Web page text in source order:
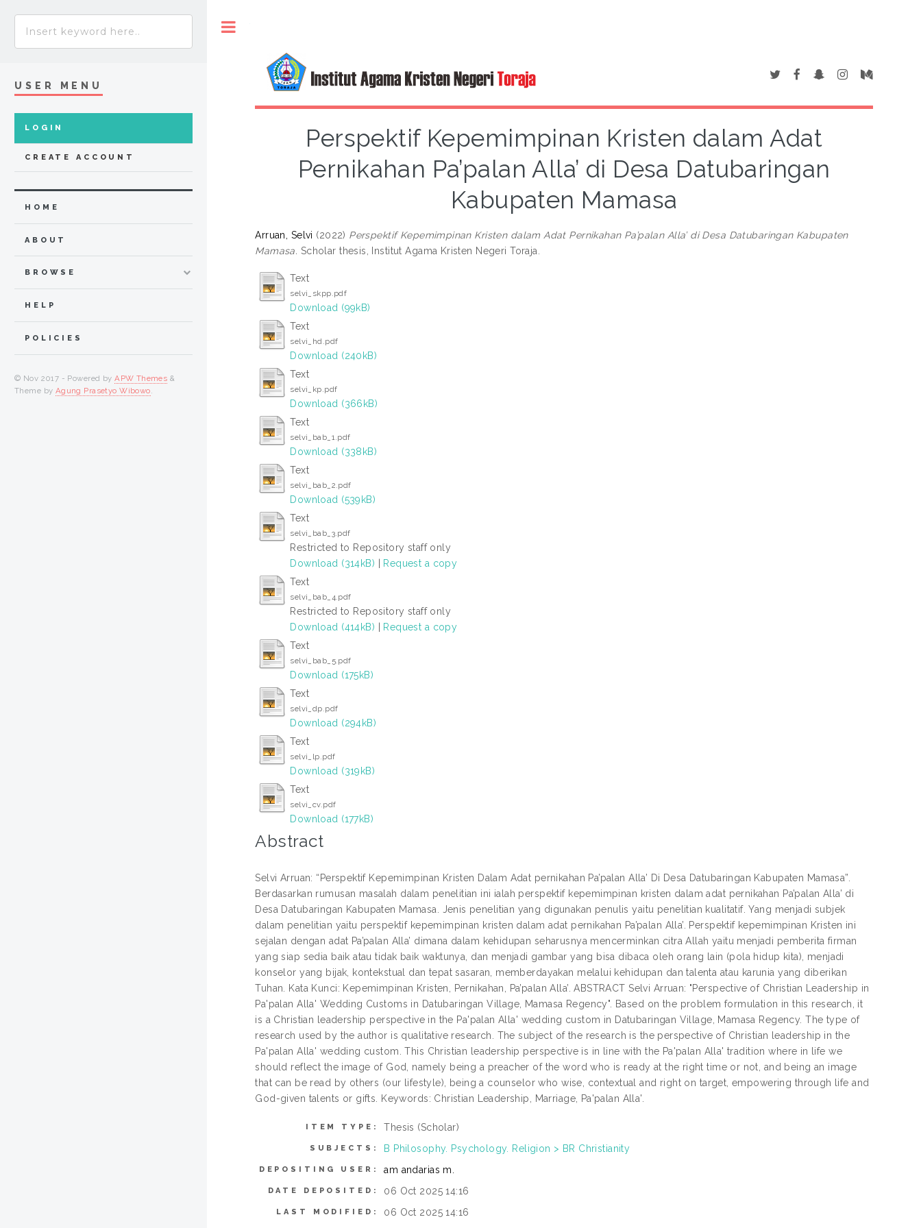
Perspektif Kepemimpinan Kristen dalam Adat
Pernikahan Pa’palan Alla’ di Desa Datubaringan
Kabupaten Mamasa
Arruan, Selvi (2022) Perspektif Kepemimpinan Kristen dalam Adat Pernikahan Pa’palan Alla’ di Desa Datubaringan Kabupaten
Mamasa. Scholar thesis, Institut Agama Kristen Negeri Toraja.
Text
selvi_skpp.pdf
Download (99kB)
Text
selvi_hd.pdf
Download (240kB)
Text
selvi_kp.pdf
Download (366kB)
Text
selvi_bab_1.pdf
Download (338kB)
Text
selvi_bab_2.pdf
Download (539kB)
Text
selvi_bab_3.pdf
Restricted to Repository staff only
Download (314kB) | Request a copy
Text
selvi_bab_4.pdf
Restricted to Repository staff only
Download (414kB) | Request a copy
Text
selvi_bab_5.pdf
Download (175kB)
Text
selvi_dp.pdf
Download (294kB)
Text
selvi_lp.pdf
Download (319kB)
Text
selvi_cv.pdf
Download (177kB)
Abstract
Selvi Arruan: “Perspektif Kepemimpinan Kristen Dalam Adat pernikahan Pa’palan Alla’ Di Desa Datubaringan Kabupaten Mamasa”.
Berdasarkan rumusan masalah dalam penelitian ini ialah perspektif kepemimpinan kristen dalam adat pernikahan Pa’palan Alla’ di
Desa Datubaringan Kabupaten Mamasa. Jenis penelitian yang digunakan penulis yaitu penelitian kualitatif. Yang menjadi subjek
dalam penelitian yaitu perspektif kepemimpinan kristen dalam adat pernikahan Pa’palan Alla’. Perspektif kepemimpinan Kristen ini
sejalan dengan adat Pa’palan Alla’ dimana dalam kehidupan seharusnya mencerminkan citra Allah yaitu menjadi pemberita firman
yang siap sedia baik atau tidak baik waktunya, dan menjadi gambar yang bisa dibaca oleh orang lain (pola hidup kita), menjadi
konselor yang bijak, kontekstual dan tepat sasaran, memberdayakan melalui kehidupan dan talenta atau karunia yang diberikan
Tuhan. Kata Kunci: Kepemimpinan Kristen, Pernikahan, Pa’palan Alla’. ABSTRACT Selvi Arruan: "Perspective of Christian Leadership in
Pa'palan Alla' Wedding Customs in Datubaringan Village, Mamasa Regency". Based on the problem formulation in this research, it
is a Christian leadership perspective in the Pa'palan Alla' wedding custom in Datubaringan Village, Mamasa Regency. The type of
research used by the author is qualitative research. The subject of the research is the perspective of Christian leadership in the
Pa'palan Alla' wedding custom. This Christian leadership perspective is in line with the Pa'palan Alla' tradition where in life we
should reflect the image of God, namely being a preacher of the word who is ready at the right time or not, and being an image
that can be read by others (our lifestyle), being a counselor who wise, contextual and right on target, empowering through life and
God-given talents or gifts. Keywords: Christian Leadership, Marriage, Pa'palan Alla'.
ITEM TYPE: Thesis (Scholar)
SUBJECTS: B Philosophy. Psychology. Religion > BR Christianity
DEPOSITING USER: am andarias m.
DATE DEPOSITED: 06 Oct 2025 14:16
LAST MODIFIED: 06 Oct 2025 14:16
USER MENU
LOGIN
CREATE ACCOUNT
HOME
ABOUT
BROWSE
HELP
POLICIES
© Nov 2017 - Powered byAPW Themes &
Theme by Agung Prasetyo Wibowo